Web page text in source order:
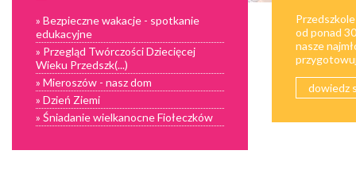
» Bezpieczne wakacje - spotkanie
edukacyjne
» Przegląd Twórczości Dziecięcej
Wieku Przedszk(...)
» Mieroszów - nasz dom
» Dzień Ziemi
» Śniadanie wielkanocne Fiołeczków
od ponad
nasze
dowiedz